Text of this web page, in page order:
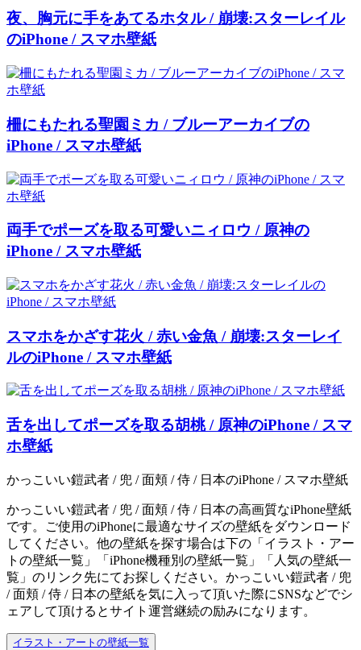
夜、胸元に手をあてるホタル / 崩壊:スターレイル
のiPhone / スマホ壁紙
柵にもたれる聖園ミカ / ブルーアーカイブの
iPhone / スマホ壁紙
両手でポーズを取る可愛いニィロウ / 原神の
iPhone / スマホ壁紙
スマホをかざす花火 / 赤い金魚 / 崩壊:スターレイ
ルのiPhone / スマホ壁紙
舌を出してポーズを取る胡桃 / 原神のiPhone / スマ
ホ壁紙
かっこいい鎧武者 / 兜 / 面頬 / 侍 / 日本のiPhone / スマホ壁紙
かっこいい鎧武者 / 兜 / 面頬 / 侍 / 日本の高画質なiPhone壁紙
です。ご使用のiPhoneに最適なサイズの壁紙をダウンロード
してください。他の壁紙を探す場合は下の「イラスト・アー
トの壁紙一覧」「iPhone機種別の壁紙一覧」「人気の壁紙一
覧」のリンク先にてお探しください。かっこいい鎧武者 / 兜
/ 面頬 / 侍 / 日本の壁紙を気に入って頂いた際にSNSなどでシ
ェアして頂けるとサイト運営継続の励みになります。
イラスト・アートの壁紙一覧